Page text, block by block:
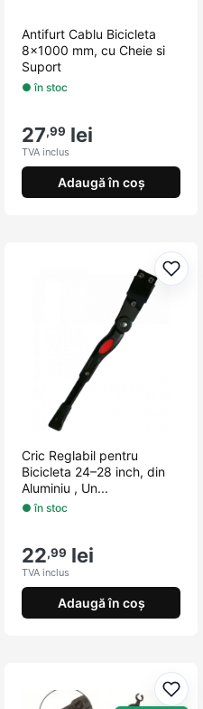
Antifurt Cablu Bicicleta
8x1000 mm, cu Cheie si
Suport
● în stoc
27,99 lei
TVA inclus
Adaugă în coș
Cric Reglabil pentru
Bicicleta 24–28 inch, din
Aluminiu , Un...
● în stoc
22,99 lei
TVA inclus
Adaugă în coș